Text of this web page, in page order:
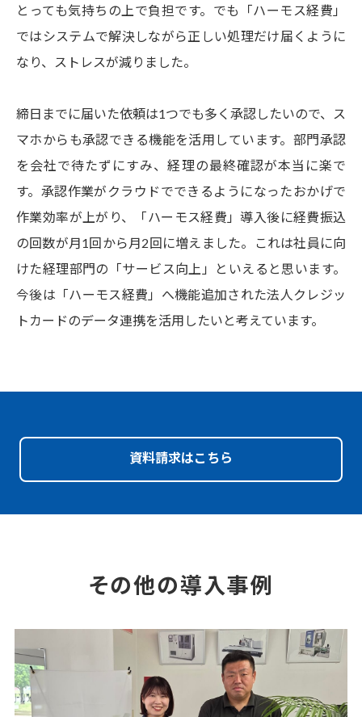
とっても気持ちの上で負担です。でも「ハーモス経費」
ではシステムで解決しながら正しい処理だけ届くように
なり、ストレスが減りました。
締日までに届いた依頼は1つでも多く承認したいので、ス
マホからも承認できる機能を活用しています。部門承認
を会社で待たずにすみ、経理の最終確認が本当に楽で
す。承認作業がクラウドでできるようになったおかげで
作業効率が上がり、「ハーモス経費」導入後に経費振込
の回数が月1回から月2回に増えました。これは社員に向
けた経理部門の「サービス向上」といえると思います。
今後は「ハーモス経費」へ機能追加された法人クレジッ
トカードのデータ連携を活用したいと考えています。
資料請求はこちら
その他の導入事例